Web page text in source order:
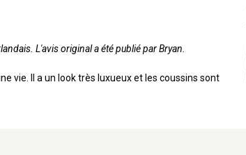
L'avis original a été publié par Bryan.
vie. Il a un look très luxueux et les coussins sont